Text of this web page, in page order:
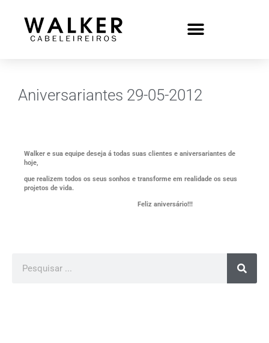
Aniversariantes 29-05-2012
Walker e sua equipe deseja á todas suas clientes e aniversariantes de
hoje,
que realizem todos os seus sonhos e transforme em realidade os seus
projetos de vida.
Feliz aniversário!!!